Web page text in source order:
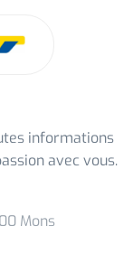
informations
avec vous.
Mons